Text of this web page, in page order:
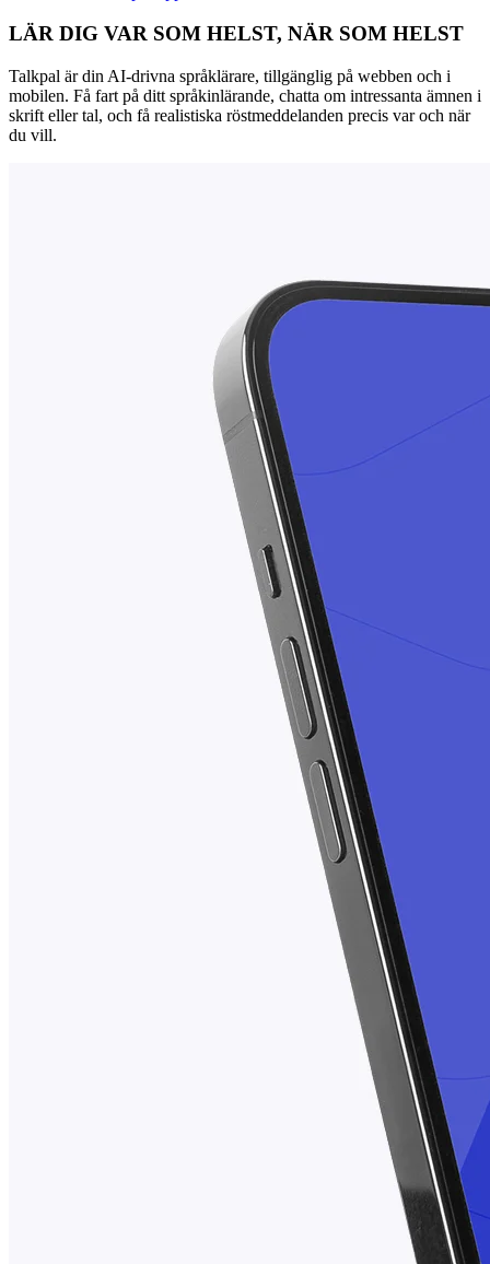
LÄR DIG VAR SOM HELST, NÄR SOM HELST
Talkpal är din AI-drivna språklärare, tillgänglig på webben och i
mobilen. Få fart på ditt språkinlärande, chatta om intressanta ämnen i
skrift eller tal, och få realistiska röstmeddelanden precis var och när
du vill.